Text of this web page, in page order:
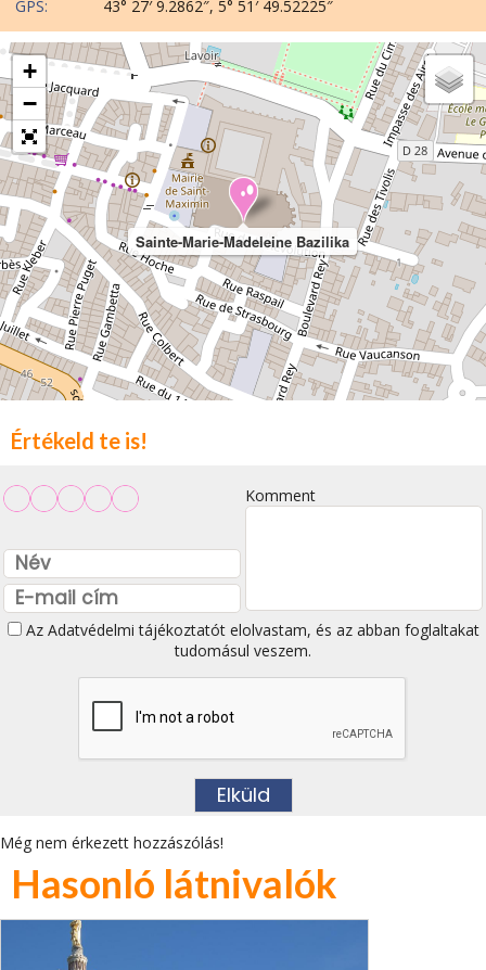
GPS:
43° 27′ 9.2862″, 5° 51′ 49.52225″
Sainte-Marie-Madeleine Bazilika
+
−
Értékeld te is!
Komment
Az Adatvédelmi tájékoztatótelolvastam, és az abban foglaltakat
tudomásul veszem.
Még nem érkezett hozzászólás!
Hasonló látnivalók